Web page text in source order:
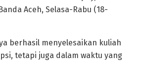
Aceh, Selasa-Rabu (18-
berhasil menyelesaikan kuliah
tetapi juga dalam waktu yang